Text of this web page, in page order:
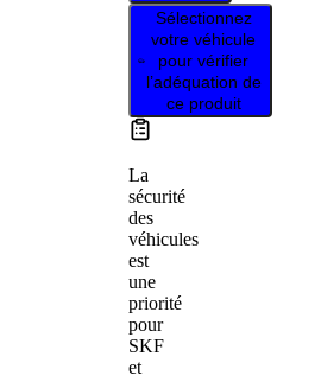
Sélectionnez
votre véhicule
pour vérifier
l’adéquation de
ce produit
La
sécurité
des
véhicules
est
une
priorité
pour
SKF
et